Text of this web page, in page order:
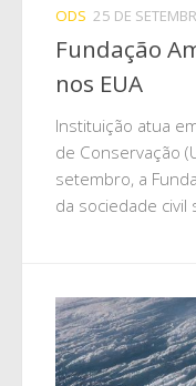
ODS 25 DE
Fundação
nos EUA
Instituição atua
de Conservação
setembro, a
da sociedade